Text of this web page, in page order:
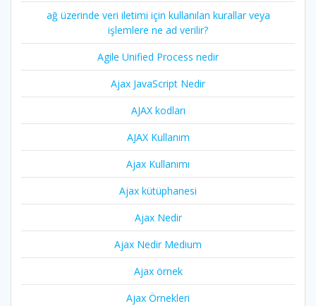
ağ üzerinde veri iletimi için kullanılan kurallar veya
işlemlere ne ad verilir?
Agile Unified Process nedir
Ajax JavaScript Nedir
AJAX kodları
AJAX Kullanım
Ajax Kullanımı
Ajax kütüphanesi
Ajax Nedir
Ajax Nedir Medium
Ajax örnek
Ajax Örnekleri